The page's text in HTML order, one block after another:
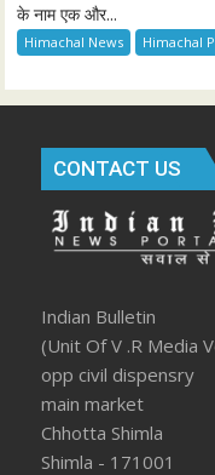
के नाम एक और...
Himachal News Himachal
CONTACT US
Indian Bulletin
(Unit Of V .R Media
opp civil dispensry
main market
Chhotta Shimla
Shimla - 171001